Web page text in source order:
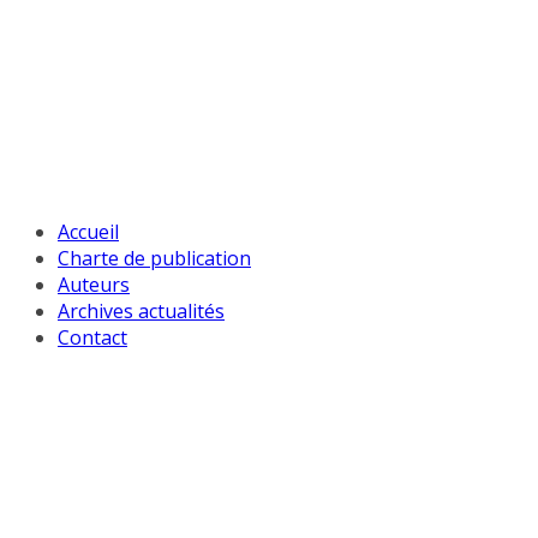
Accueil
Charte de publication
Auteurs
Archives actualités
Contact